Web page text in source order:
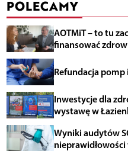
POLECAMY
AOTMiT – to tu
finansować
Refundacja
Inwestycje dla
wystawę w
Wyniki audytów